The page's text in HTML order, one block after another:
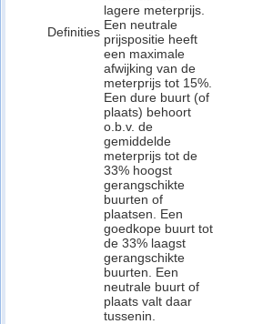
Definities
lagere meterprijs.
Een neutrale
prijspositie heeft
een maximale
afwijking van de
meterprijs tot 15%.
Een dure buurt (of
plaats) behoort
o.b.v. de
gemiddelde
meterprijs tot de
33% hoogst
gerangschikte
buurten of
plaatsen. Een
goedkope buurt tot
de 33% laagst
gerangschikte
buurten. Een
neutrale buurt of
plaats valt daar
tussenin.